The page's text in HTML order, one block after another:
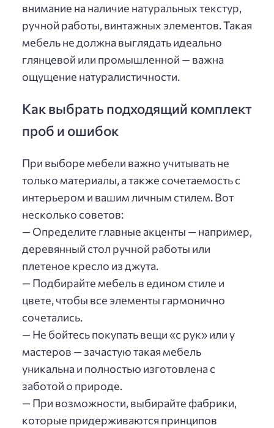
внимание на наличие натуральных текстур,
ручной работы, винтажных элементов. Такая
мебель не должна выглядать идеально
глянцевой или промышленной — важна
ощущение натуралистичности.
Как выбрать подходящий комплект
проб и ошибок
При выборе мебели важно учитывать не
только материалы, а также сочетаемость с
интерьером и вашим личным стилем. Вот
несколько советов:
— Определите главные акценты — например,
деревянный стол ручной работы или
плетеное кресло из джута.
— Подбирайте мебель в едином стиле и
цвете, чтобы все элементы гармонично
сочетались.
— Не бойтесь покупать вещи «с рук» или у
мастеров — зачастую такая мебель
уникальна и полностью изготовлена с
заботой о природе.
— При возможности, выбирайте фабрики,
которые придерживаются принципов